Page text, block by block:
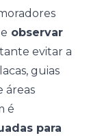
e observar
evitar a
guias
áreas
é
para